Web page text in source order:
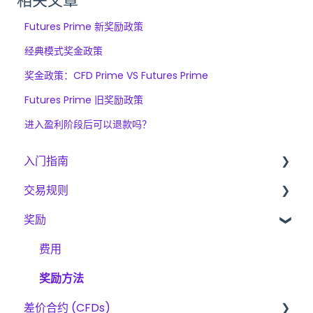
Futures Prime 新奖励政策
经典模式奖金政策
奖金政策：CFD Prime VS Futures Prime
Futures Prime 旧奖励政策
进入盈利阶段后可以退款吗？
入门指南
入门指南
The Trading Pit – 我们是谁
采购
产品
账户验证
交易规则
差价合约、期货与股票的基本规则
CFD
期貨
股票
奖励
费用
奖励方法
差价合约 (CFDs)